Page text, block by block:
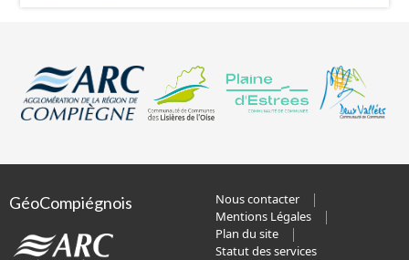
GéoCompiégnois
Nous contacter
Mentions Légales
Plan du site
Statut des services